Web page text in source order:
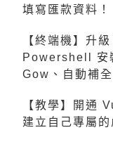
填寫匯款資料！
【終端機】升
Powershell 安
Gow、自動補全
【教學】開通
建立自己專屬的